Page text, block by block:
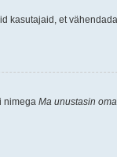
kasutajaid, et
nimega Ma unustasin